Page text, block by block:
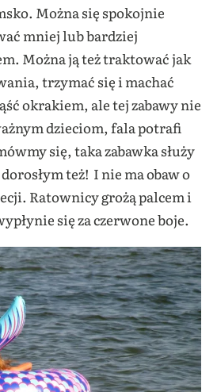
Można się spokojnie
mniej lub bardziej
Można ją też traktować jak
trzymać się i machać
okrakiem, ale tej zabawy nie
dzieciom, fala potrafi
się, taka zabawka służy
też! I nie ma obaw o
Ratownicy grożą palcem i
się za czerwone boje.